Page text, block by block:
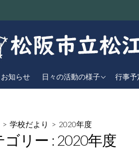
お知らせ 日々の活動の様子
2026年度
行事予
直近
> 学校だより > 2020年度
ゴリー : 2020年度